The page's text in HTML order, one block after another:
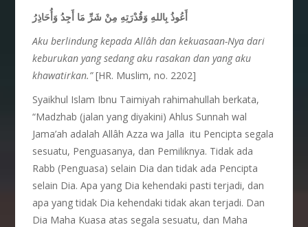
أَعُوذُ بِاللهِ وَقُدْرَتِهِ مِنْ شَرِّ مَا أَجِدُ وَأُحَاذِرُ
Aku berlindung kepada Allâh dan kekuasaan-Nya dari
keburukan yang sedang aku rasakan dan yang aku
khawatirkan.”[HR. Muslim, no. 2202]
Syaikhul Islam Ibnu Taimiyah rahimahullah berkata,
“Madzhab (jalan yang diyakini) Ahlus Sunnah wal
Jama’ah adalah Allâh Azza wa Jalla itu Pencipta segala
sesuatu, Penguasanya, dan Pemiliknya. Tidak ada
Rabb (Penguasa) selain Dia dan tidak ada Pencipta
selain Dia. Apa yang Dia kehendaki pasti terjadi, dan
apa yang tidak Dia kehendaki tidak akan terjadi. Dan
Dia Maha Kuasa atas segala sesuatu, dan Maha